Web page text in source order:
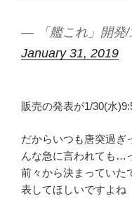
— 「艦これ」開発/
January 31, 2019
販売の発表が1/30(水
だからいつも唐突過ぎ
んな急に言われても…
前々から決まっていた
表してほしいですよね